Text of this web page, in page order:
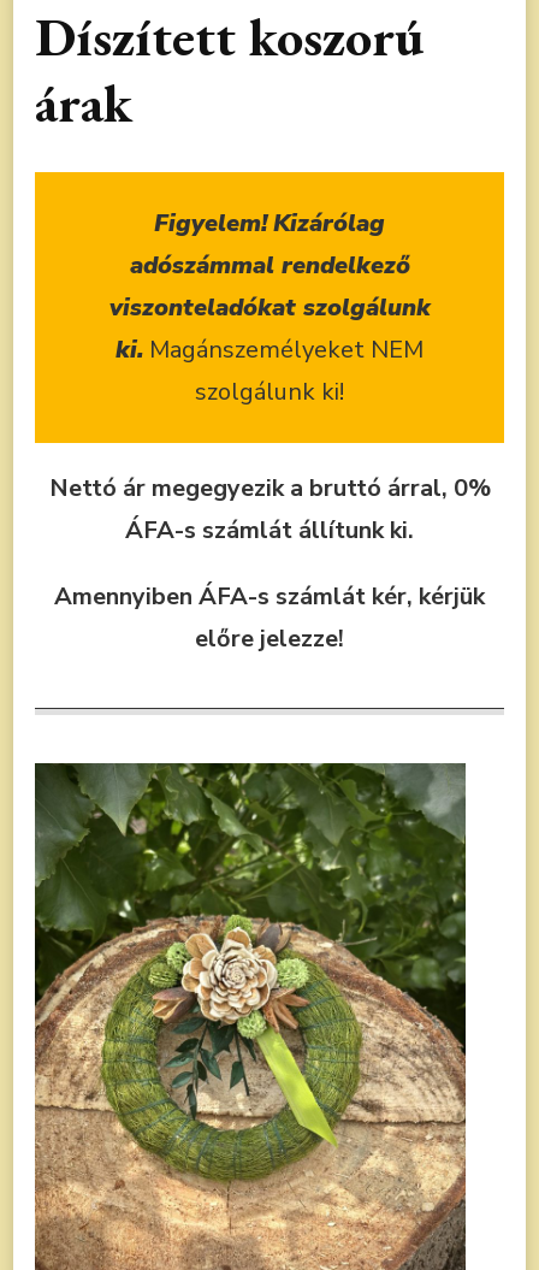
Díszített koszorú
árak
Figyelem!Kizárólag
adószámmal rendelkező
viszonteladókat szolgálunk
ki. Magánszemélyeket NEM
szolgálunk ki!
Nettó ár megegyezik a bruttó árral, 0%
ÁFA-s számlát állítunk ki.
Amennyiben ÁFA-s számlát kér, kérjük
előre jelezze!